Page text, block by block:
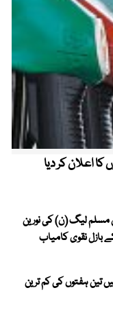
اعلان کر دیا
الیکشن ، ایل اے 27 میں مسلم لیگ (ن) کی نورین
تین ہفتوں کی کم ترین